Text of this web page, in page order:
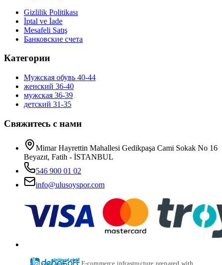
Gizlilik Politikası
İptal ve İade
Mesafeli Satış
Банковские счета
Категории
Мужская обувь 40-44
женский 36-40
мужская 36-39
детский 31-35
Свяжитесь с нами
Mimar Hayrettin Mahallesi Gedikpaşa Cami Sokak No 16
Beyazıt, Fatih - İSTANBUL
546 900 01 02
info@ulusoyspor.com
E-commerce infrastructure prepared with